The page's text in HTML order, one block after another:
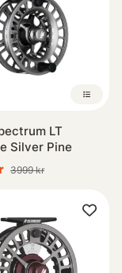
LT
Silver Pine
3999 kr